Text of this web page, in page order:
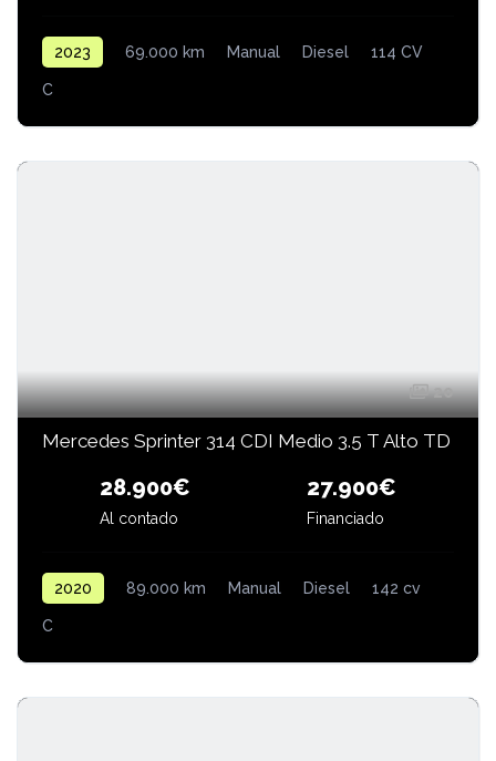
2023 69.000 km Manual Diesel 114 CV
C
20
Mercedes Sprinter 314 CDI Medio 3.5 T Alto TD
28.900€
Al contado
27.900€
Financiado
2020 89.000 km Manual Diesel 142 cv
C